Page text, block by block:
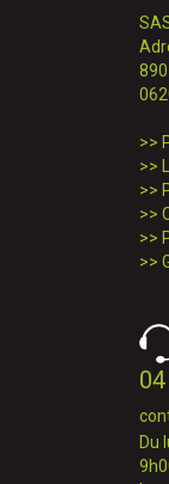
>>
>>
>>
>>
>>
>>
Du